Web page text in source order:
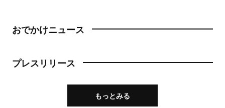
おでかけニュース
プレスリリース
もっとみる